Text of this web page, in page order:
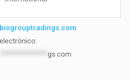
gs.com